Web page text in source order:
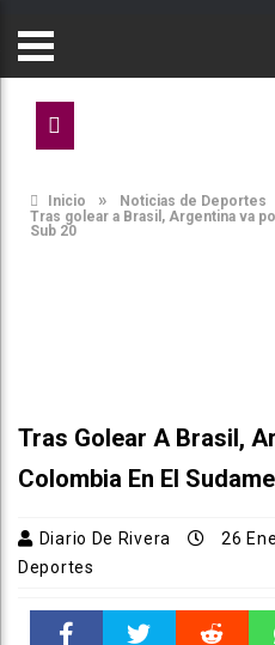
Inicio » Noticias de Deportes
Tras golear a Brasil, Argentina va
Sub 20
Tras Golear A Brasil,
Colombia En El
Diario De Rivera 26
Deportes